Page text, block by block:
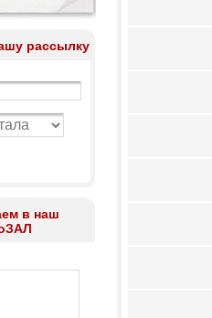
рассылку
в наш